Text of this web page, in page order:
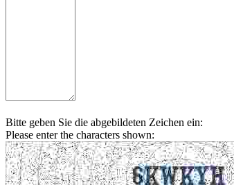
Bitte geben Sie die abgebildeten Zeichen ein:
Please enter the characters shown: